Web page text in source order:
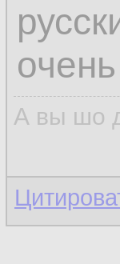
А вы шо